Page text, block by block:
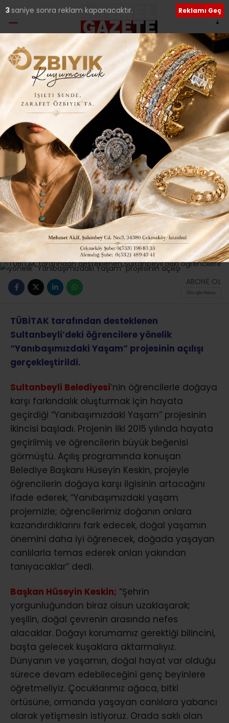
Ana Sayfa›Güncel
YANIBAŞIMIZDAKİ
YAŞAM PROJESİ
SULTANBEYLİ’DE
BAŞLADI..
Giriş: 16-05-2017 17:11
Güncelleme: 16-05-2017 17:11
285 Güncel İLÇELERDEN HABERLER
ABONE OL
TÜBİTAK tarafından desteklenen
Sultanbeyli’deki öğrencilere yönelik
“Yanıbaşımızdaki Yaşam” projesinin açılışı
gerçekleştirildi.
Sultanbeyli Belediyesi‘nin öğrencilerle doğaya
karşı farkındalık oluşturmak için hayata
geçirdiği “Yanıbaşımızdaki Yaşam” projesinin
ikincisi başladı. Projenin ilki 2015 yılında hayata
geçirilmiş ve öğrencilerin büyük beğenisi
görmüştü. Açılış programında konuşan
Belediye Başkanı Hüseyin Keskin, projeyle
öğrencilerin doğaya karşı ilgisinin artacağını
ifade ederek, “Yanıbaşımızdaki yaşam
projemizle; öğrencilerimiz doğanın onlara
kazandırdıklarını fark edecek, doğal yaşamın
önemini daha iyi öğrenecek, doğada yaşayan
canlılarla temas ederek onları yakından
tanıyacaklar” dedi.
Başkan Hüseyin Keskin; “Şehrin
yorgunluğundan biraz olsun uzaklaşarak;
yeşilin, doğal çevrenin arasında nefes
alacaklar. Doğayı korumamız gerektiği bilincini,
başta gelecek kuşaklara aktarmalıyız.
Dünyanın ve yaşamın, doğal hayat var olduğu
sürece devam edebileceğini genç beyinlere
öğretmeliyiz. Çocuklarımız ağaca, bitki
örtüsüne, ormanda yaşayan canlılara yabancı
olarak yetişmesin istiyoruz. Orada saklı olan
2 saniye sonra reklam kapanacaktır. Reklamı Geç